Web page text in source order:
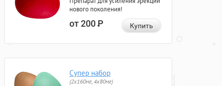
нового поколения!
от 200Р Купить
Супер набор
(2х160мг, 4х80мг)